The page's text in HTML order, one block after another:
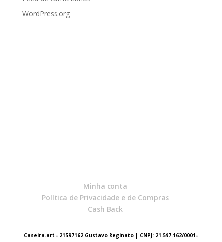
WordPress.org
Minha conta
Política de Privacidade e de Compras
Cash Back
Caseira.art - 21597162 Gustavo Reginato | CNPJ: 21.597.162/0001-